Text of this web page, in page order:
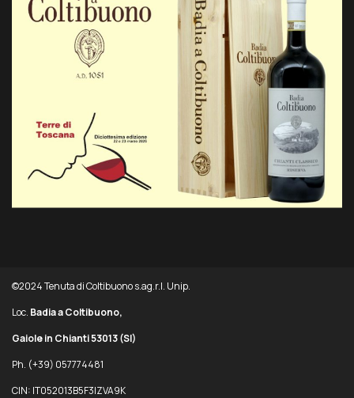
©2024 Tenuta di Coltibuono s.ag.r.l. Unip.
Loc. Badia a Coltibuono,
Gaiole in Chianti 53013(SI)
Ph. (+39) 057774481
CIN: IT052013B5F3IZVA9K